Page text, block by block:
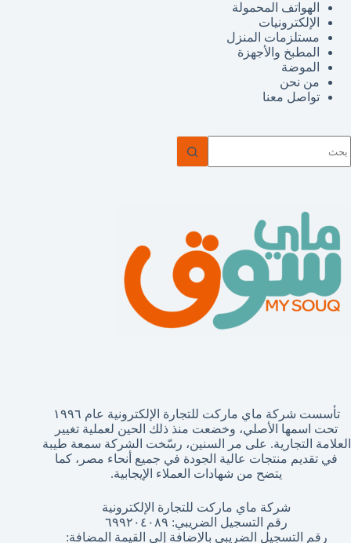
الهواتف المحمولة
الإلكترونيات
مستلزمات المنزل
المطبخ والأجهزة
الموضة
من نحن
تواصل معنا
توجد
تأسست شركة ماي ماركت للتجارة الإلكترونية عام ١٩٩٦
تحت اسمها الأصلي، وخضعت منذ ذلك الحين لعملية تغيير
العلامة التجارية. على مر السنين، رسّخت الشركة سمعة طيبة
في تقديم منتجات عالية الجودة في جميع أنحاء مصر، كما
يتضح من شهادات العملاء الإيجابية.
شركة ماي ماركت للتجارة الإلكترونية
رقم التسجيل الضريبي: ٦٩٩٢٠٤٠٨٩
رقم التسجيل الضريبي بالإضافة إلى القيمة المضافة: